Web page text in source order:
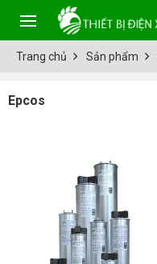
Trang chủ Sản phẩm
Epcos